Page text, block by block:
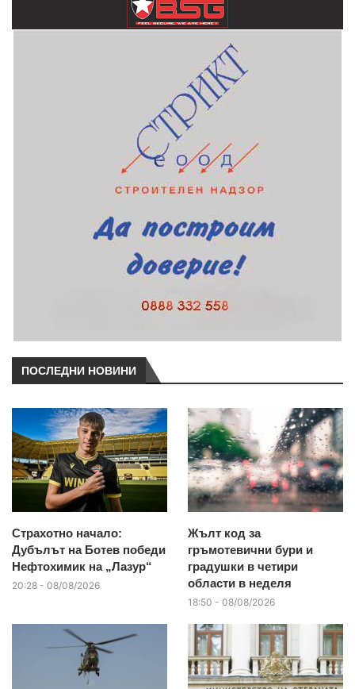
ПОСЛЕДНИ НОВИНИ
Страхотно начало:
Дубълът на Ботев победи
Нефтохимик на „Лазур“
20:28 - 08/08/2026
Жълт код за
гръмотевични бури и
градушки в четири
области в неделя
18:50 - 08/08/2026